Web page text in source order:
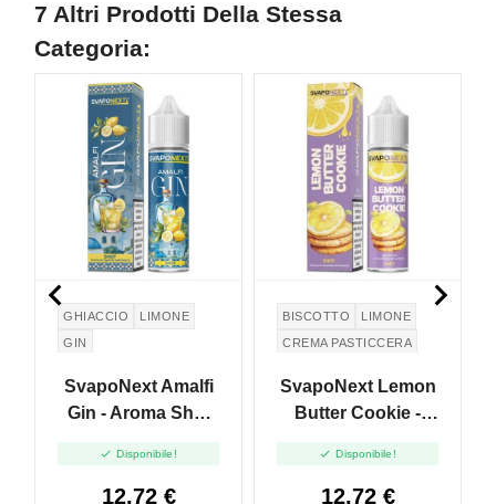
7 Altri Prodotti Della Stessa
Categoria:
GHIACCIO
LIMONE
GIN
SvapoNext Amalfi
Gin - Aroma Shot
 Disponibile!
12,72 €
BISCOTTO
LIMONE
CREMA PASTICCERA
SvapoNext Lemon
Butter Cookie -
 Disponibile!
12,72 €
 